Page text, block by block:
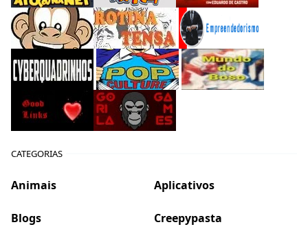
CATEGORIAS
Animais Aplicativos
Blogs Creepypasta